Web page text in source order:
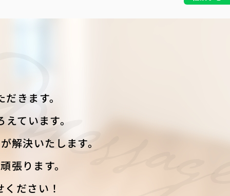
きます。
ています。
解決いたします。
張ります。
ださい！